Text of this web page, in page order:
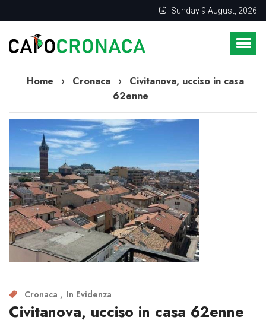
Sunday 9 August, 2026
Home › Cronaca ›
Civitanova, ucciso in casa
62enne
Cronaca In Evidenza
Civitanova, ucciso in casa 62enne